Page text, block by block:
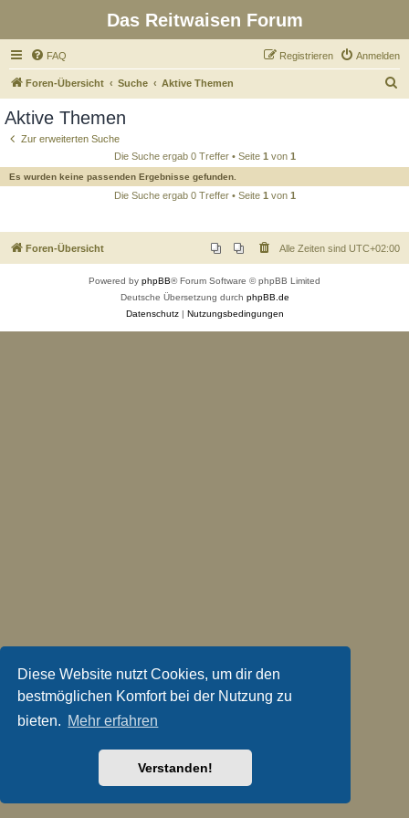
Diese Website nutzt Cookies, um dir den
bestmöglichen Komfort bei der Nutzung zu
bieten. Mehr erfahren
Verstanden!
Das Reitwaisen Forum
FAQ Anmelden
Registrieren
Foren-Übersicht Suche Aktive Themen
e
Aktive Themen
Zur erweiterten Suche
Die Suche ergab 0 Treffer • Seite 1 von 1
Es wurden keine passenden Ergebnisse gefunden.
Die Suche ergab 0 Treffer • Seite 1 von 1
Foren-Übersicht Alle Zeiten sind UTC+02:00
Powered by phpBB® Forum Software © phpBB Limited
Deutsche Übersetzung durch phpBB.de
Datenschutz| Nutzungsbedingungen